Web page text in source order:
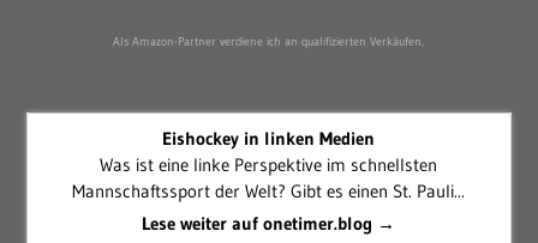
Als Amazon-Partner verdiene ich an qualifizierten Verkäufen.
Eishockey in linken Medien
Was ist eine linke Perspektive im schnellsten
Mannschaftssport der Welt? Gibt es einen St. Pauli...
Lese weiter auf onetimer.blog →